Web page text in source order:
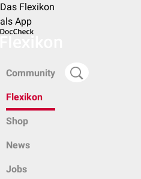
Das Flexikon
als App
Community
Flexikon
Shop
News
Jobs